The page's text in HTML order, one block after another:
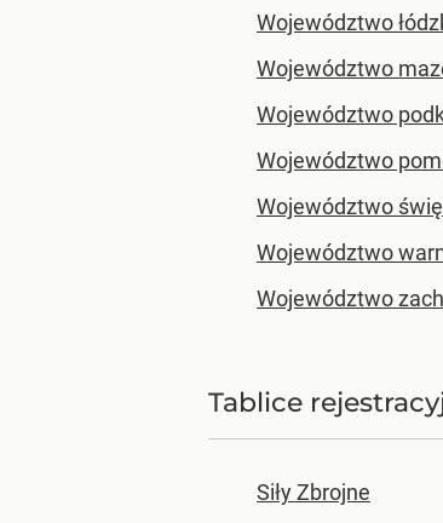
Województwo
Województwo
Województwo
Województwo
Województwo
Województwo
Województwo
Tablice
Siły Zbrojne